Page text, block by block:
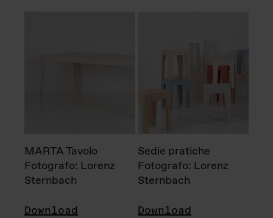
MARTA Tavolo
Fotografo: Lorenz
Sternbach
Download
Sedie pratiche
Fotografo: Lorenz
Sternbach
Download